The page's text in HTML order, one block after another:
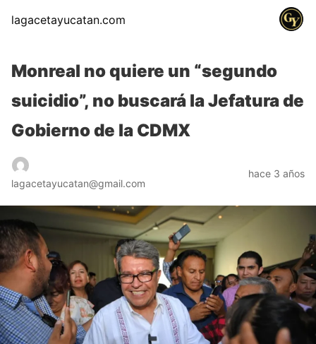
lagacetayucatan.com
Monreal no quiere un “segundo
suicidio”, no buscará la Jefatura de
Gobierno de la CDMX
lagacetayucatan@gmail.com
hace 3 años